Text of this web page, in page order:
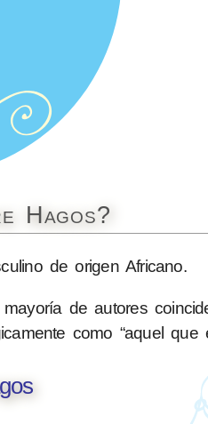
Hagos?
de origen Africano.
de autores
como “aquel que